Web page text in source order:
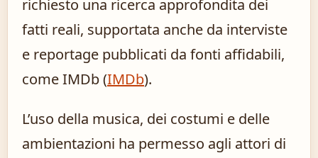
richiesto una ricerca approfondita dei
fatti reali, supportata anche da interviste
e reportage pubblicati da fonti affidabili,
come IMDb (IMDb).
L’uso della musica, dei costumi e delle
ambientazioni ha permesso agli attori di